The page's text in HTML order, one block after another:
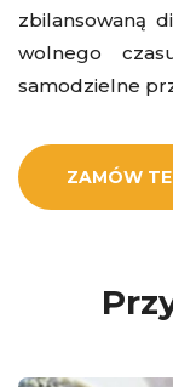
zbilansowaną
wolnego
samodzielne
ZAMÓW